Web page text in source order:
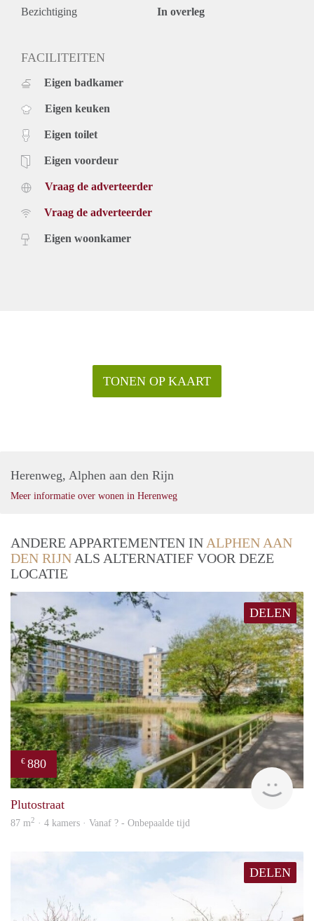
Bezichtiging In overleg
FACILITEITEN
Eigen badkamer
Eigen keuken
Eigen toilet
Eigen voordeur
Vraag de adverteerder
Vraag de adverteerder
Eigen woonkamer
TONEN OP KAART
Herenweg, Alphen aan den Rijn
Meer informatie over wonen in Herenweg
ANDERE APPARTEMENTEN IN ALPHEN AAN
DEN RIJN ALS ALTERNATIEF VOOR DEZE
LOCATIE
DELEN
€ 880
Plutostraat
87 m2 · 4 kamers · Vanaf ? - Onbepaalde tijd
DELEN